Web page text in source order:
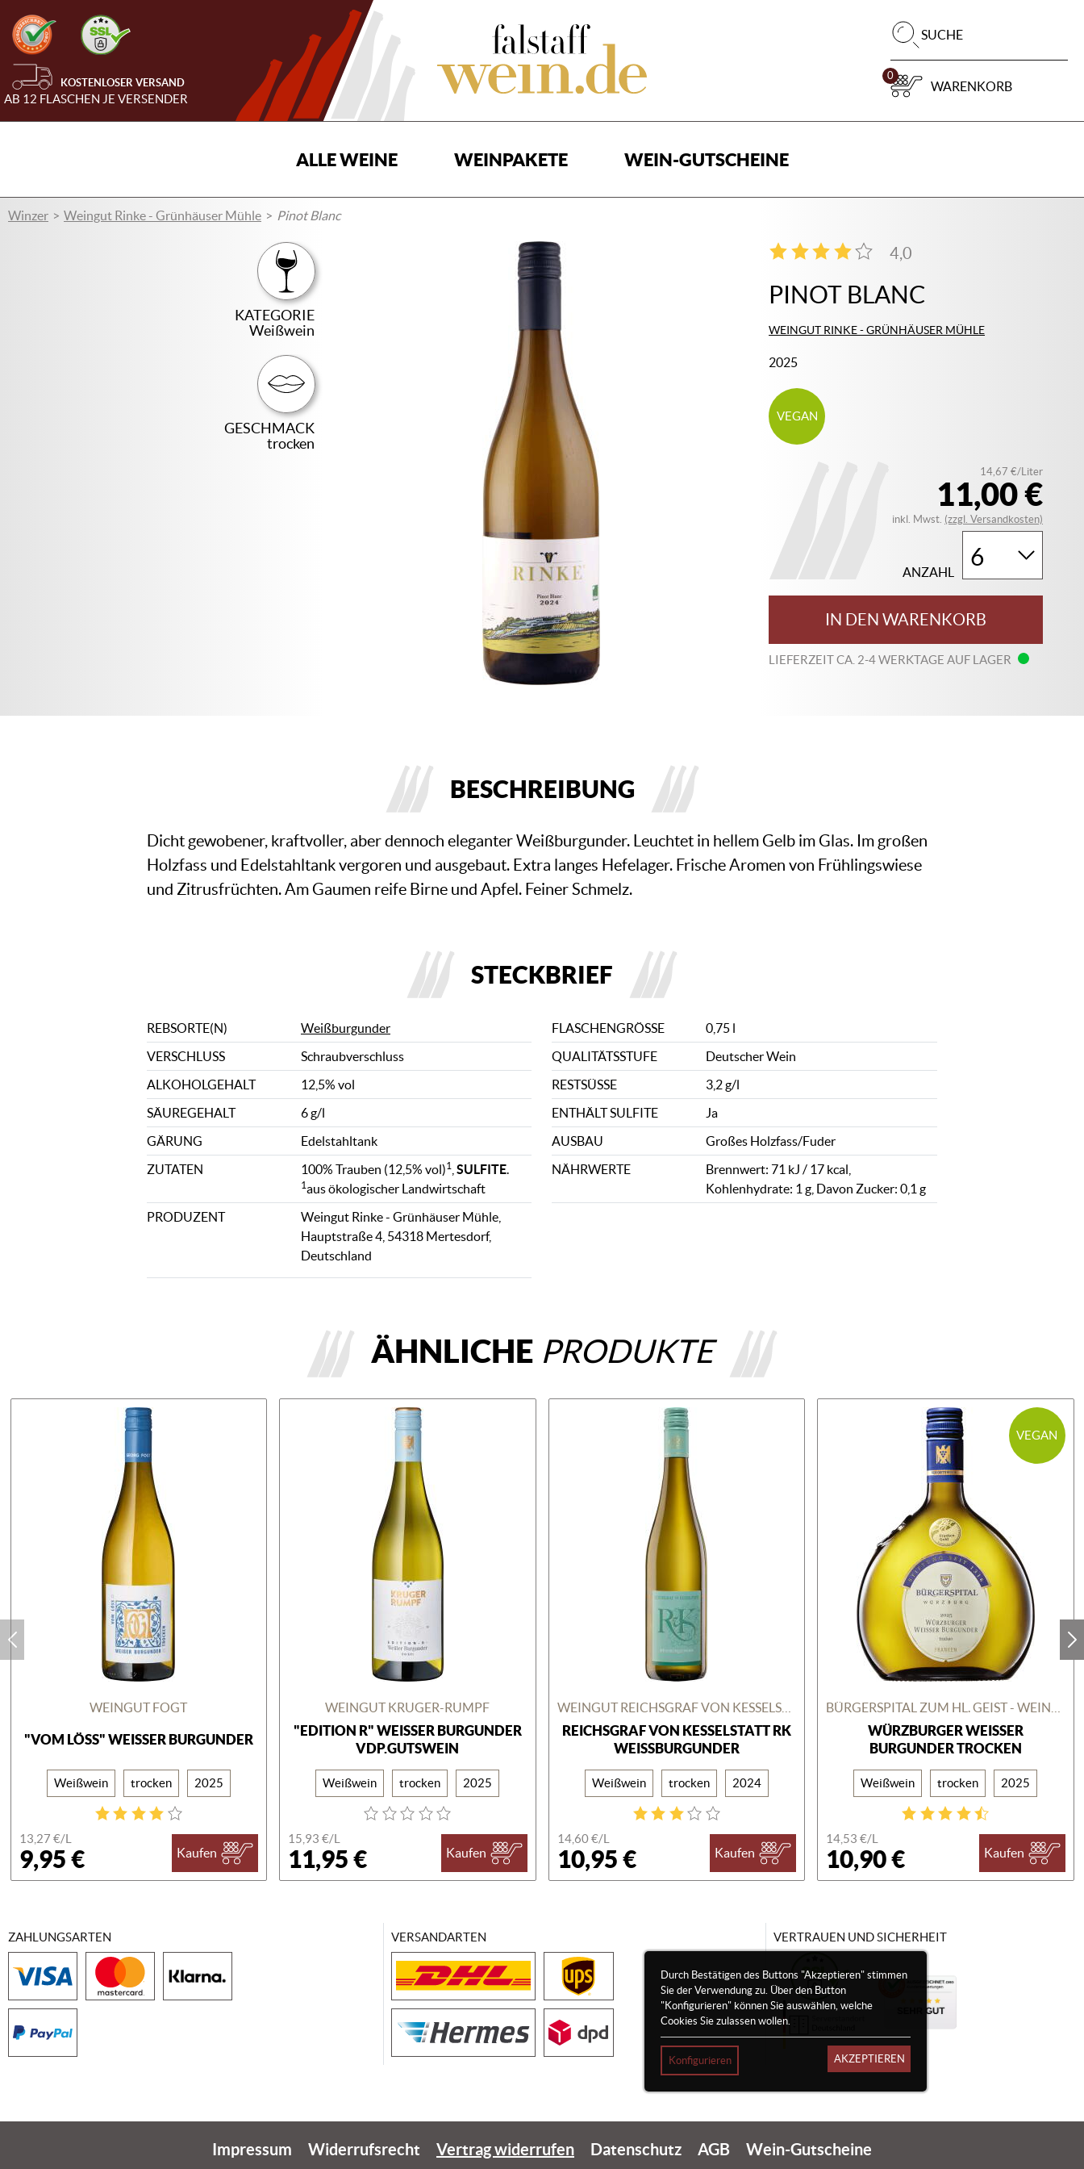
KOSTENLOSER VERSAND
AB 12 FLASCHEN JE VERSENDER
SUCHE
0
WARENKORB
ALLE WEINE WEINPAKETE WEIN-GUTSCHEINE
Winzer Weingut Rinke - Grünhäuser Mühle Pinot Blanc
KATEGORIE
Weißwein
GESCHMACK
trocken
PINOT BLANC
WEINGUT RINKE - GRÜNHÄUSER MÜHLE
2025
4,0
2
VEGAN
11,00 €
14,67 €/Liter
inkl. Mwst. (zzgl. Versandkosten)
ANZAHL
IN DEN WARENKORB
LIEFERZEIT CA. 2-4 WERKTAGE AUF LAGER
BESCHREIBUNG
Dicht gewobener, kraftvoller, aber dennoch eleganter Weißburgunder. Leuchtet in hellem Gelb im Glas. Im großen
Holzfass und Edelstahltank vergoren und ausgebaut. Extra langes Hefelager. Frische Aromen von Frühlingswiese
und Zitrusfrüchten. Am Gaumen reife Birne und Apfel. Feiner Schmelz.
STECKBRIEF
REBSORTE(N) Weißburgunder FLASCHENGRÖSSE
0,75 l
VERSCHLUSS
Schraubverschluss QUALITÄTSSTUFE
Deutscher Wein
ALKOHOLGEHALT
12,5% vol RESTSÜSSE
3,2 g/l
SÄUREGEHALT
6 g/l ENTHÄLT SULFITE
Ja
GÄRUNG
Edelstahltank AUSBAU
Großes Holzfass/Fuder
ZUTATEN
100% Trauben (12,5% vol)1, SULFITE.
1aus ökologischer Landwirtschaft
NÄHRWERTE
Brennwert: 71 kJ / 17 kcal,
Kohlenhydrate: 1 g, Davon Zucker: 0,1 g
PRODUZENT
Weingut Rinke - Grünhäuser Mühle,
Hauptstraße 4, 54318 Mertesdorf,
Deutschland
ÄHNLICHE PRODUKTE
WEINGUT FOGT
"VOM LÖSS" WEISSER BURGUNDER
Weißwein trocken 2025
13,27 €/L
9,95 € Kaufen
WEINGUT KRUGER-RUMPF
"EDITION R" WEISSER BURGUNDER V
DP.GUTSWEIN
Weißwein trocken 2025
15,93 €/L
11,95 € Kaufen
WEINGUT REICHSGRAF VON KESSELSTATT
REICHSGRAF VON KESSELSTATT RK
WEISSBURGUNDER
Weißwein trocken 2024
14,60 €/L
10,95 € Kaufen
VEGAN
WÜRZBURGER WEISSER B
URGUNDER TROCKEN
Weißwein trocken 2025
14,53 €/L
10,90 € Kaufen
Durch Bestätigen des Buttons "Akzeptieren" stimmen
Sie der Verwendung zu. Über den Button
"Konfigurieren" können Sie auswählen, welche
Cookies Sie zulassen wollen.
Konfigurieren AKZEPTIEREN
ZAHLUNGSARTEN VERSANDARTEN VERTRAUEN UND SICHERHEIT
Impressum Widerrufsrecht Vertrag widerrufen Datenschutz AGB Wein-Gutscheine